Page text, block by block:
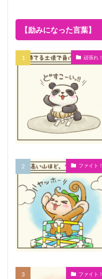
【励みになった言葉】
頑張れ！
ファイト！
ファイト！